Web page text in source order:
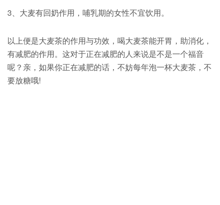
3、大麦有回奶作用，哺乳期的女性不宜饮用。
以上便是大麦茶的作用与功效，喝大麦茶能开胃，助消化，
有减肥的作用。这对于正在减肥的人来说是不是一个福音
呢？亲，如果你正在减肥的话，不妨每年泡一杯大麦茶，不
要放糖哦!